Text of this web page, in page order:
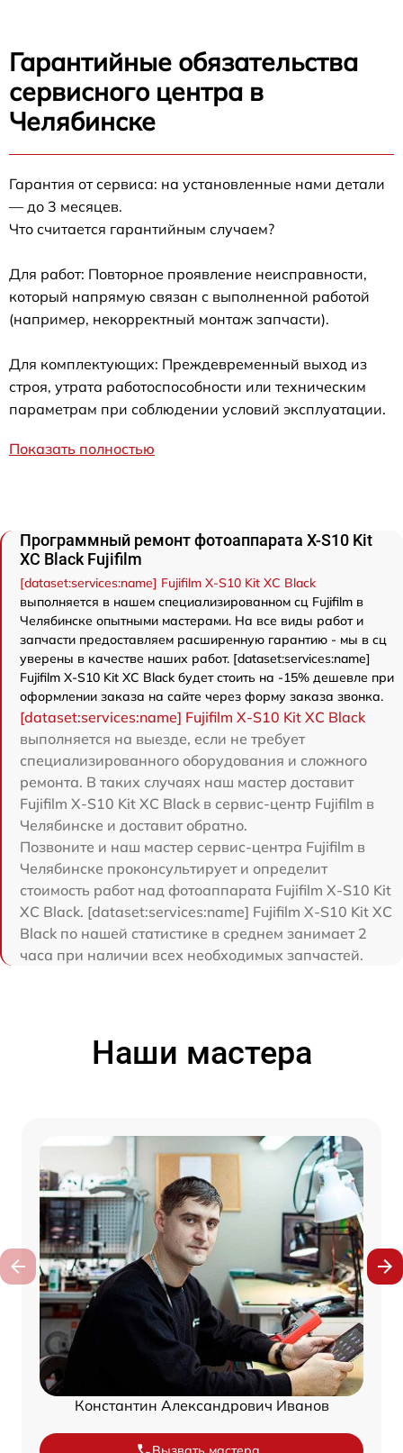
Гарантийные обязательства
сервисного центра в
Челябинске
Гарантия от сервиса: на установленные нами детали
— до 3 месяцев.
Что считается гарантийным случаем?
Для работ: Повторное проявление неисправности,
который напрямую связан с выполненной работой
(например, некорректный монтаж запчасти).
Для комплектующих: Преждевременный выход из
строя, утрата работоспособности или техническим
параметрам при соблюдении условий эксплуатации.
Показать полностью
Программный ремонт фотоаппарата X-S10 Kit
XC Black Fujifilm
[dataset:services:name] Fujifilm X-S10 Kit XC Black
выполняется в нашем специализированном сц Fujifilm в
Челябинске опытными мастерами. На все виды работ и
запчасти предоставляем расширенную гарантию - мы в сц
уверены в качестве наших работ. [dataset:services:name]
Fujifilm X-S10 Kit XC Black будет стоить на -15% дешевле при
оформлении заказа на сайте через форму заказа звонка.
[dataset:services:name] Fujifilm X-S10 Kit XC Black
выполняется на выезде, если не требует
специализированного оборудования и сложного
ремонта. В таких случаях наш мастер доставит
Fujifilm X-S10 Kit XC Black в сервис-центр Fujifilm в
Челябинске и доставит обратно.
Позвоните и наш мастер сервис-центра Fujifilm в
Челябинске проконсультирует и определит
стоимость работ над фотоаппарата Fujifilm X-S10 Kit
XC Black. [dataset:services:name] Fujifilm X-S10 Kit XC
Black по нашей статистике в среднем занимает 2
часа при наличии всех необходимых запчастей.
Наши мастера
Константин Александрович Иванов